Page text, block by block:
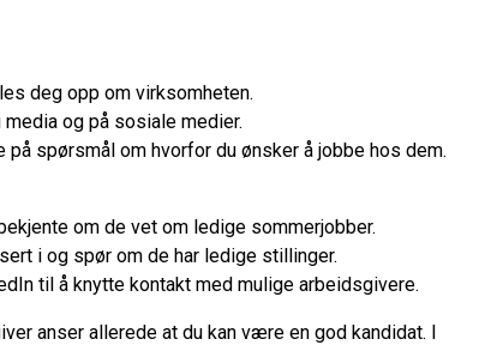
deg opp om virksomheten.
og på sosiale medier.
på spørsmål om hvorfor du ønsker å jobbe hos dem.
om de vet om ledige sommerjobber.
i og spør om de har ledige stillinger.
til å knytte kontakt med mulige arbeidsgivere.
anser allerede at du kan være en god kandidat. I